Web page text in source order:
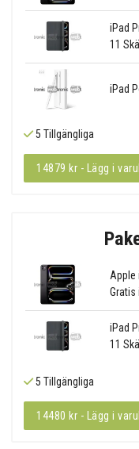
iPad
11
iPad
5 Tillgängliga
14879 kr - Lägg i
Apple
Gratis
iPad
11
5 Tillgängliga
14480 kr - Lägg i